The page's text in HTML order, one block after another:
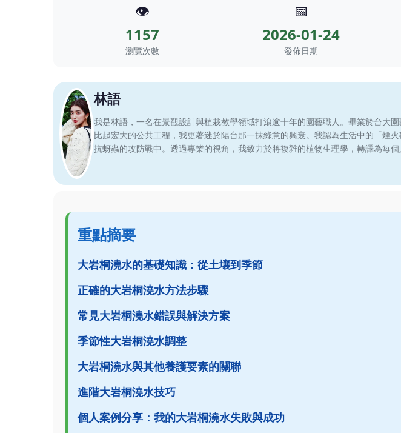
👁️
1157
瀏覽次數
📅
2026-01-24
發佈日期
林語
我是林語，一名在景觀設計與植栽教學領域打滾逾十年的園藝職人。畢業於台大
比起宏大的公共工程，我更著迷於陽台那一抹綠意的興衰。我認為生活中的「煙
抗蚜蟲的攻防戰中。透過專業的視角，我致力於將複雜的植物生理學，轉譯為每個
重點摘要
大岩桐澆水的基礎知識：從土壤到季節
正確的大岩桐澆水方法步驟
常見大岩桐澆水錯誤與解決方案
季節性大岩桐澆水調整
大岩桐澆水與其他養護要素的關聯
進階大岩桐澆水技巧
個人案例分享：我的大岩桐澆水失敗與成功